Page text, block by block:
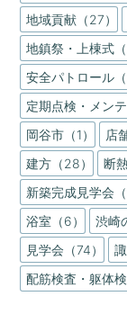
地域貢献（27）
地鎮祭・上棟式（
安全パトロール（
定期点検・メンテ
岡谷市（1）
店
建方（28）
断
新築完成見学会（
浴室（6）
渋崎
見学会（74）
配筋検査・躯体